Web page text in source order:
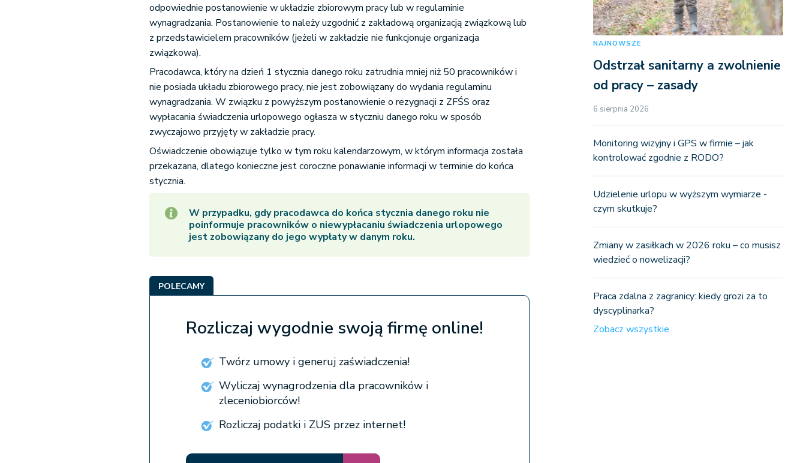
odpowiednie postanowienie w układzie zbiorowym pracy lub w regulaminie
wynagradzania. Postanowienie to należy uzgodnić z zakładową organizacją związkową lub
z przedstawicielem pracowników (jeżeli w zakładzie nie funkcjonuje organizacja
związkowa).
Pracodawca, który na dzień 1 stycznia danego roku zatrudnia mniej niż 50 pracowników i
nie posiada układu zbiorowego pracy, nie jest zobowiązany do wydania regulaminu
wynagradzania. W związku z powyższym postanowienie o rezygnacji z ZFŚS oraz
wypłacania świadczenia urlopowego ogłasza w styczniu danego roku w sposób
zwyczajowo przyjęty w zakładzie pracy.
Oświadczenie obowiązuje tylko w tym roku kalendarzowym, w którym informacja została
przekazana, dlatego konieczne jest coroczne ponawianie informacji w terminie do końca
stycznia.
W przypadku, gdy pracodawca do końca stycznia danego roku nie
poinformuje pracowników o niewypłacaniu świadczenia urlopowego
jest zobowiązany do jego wypłaty w danym roku.
POLECAMY
Rozliczaj wygodnie swoją firmę online!
Twórz umowy i generuj zaświadczenia!
Wyliczaj wynagrodzenia dla pracowników i
zleceniobiorców!
Rozliczaj podatki i ZUS przez internet!
NAJNOWSZE
Odstrzał sanitarny a zwolnienie
od pracy – zasady
6 sierpnia 2026
Monitoring wizyjny i GPS w firmie – jak
kontrolować zgodnie z RODO?
Udzielenie urlopu w wyższym wymiarze -
czym skutkuje?
Zmiany w zasiłkach w 2026 roku – co musisz
wiedzieć o nowelizacji?
Praca zdalna z zagranicy: kiedy grozi za to
dyscyplinarka?
Zobacz wszystkie